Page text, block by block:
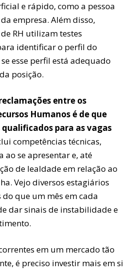
e rápido, como a pessoa
empresa. Além disso,
RH utilizam testes
identificar o perfil do
esse perfil está adequado
posição.
entre os
Humanos é de que
para as vagas
competências técnicas,
ao se apresentar e, até
de lealdade em relação ao
Vejo diversos estagiários
que um mês em cada
dar sinais de instabilidade e
em um mercado tão
é preciso investir mais em si